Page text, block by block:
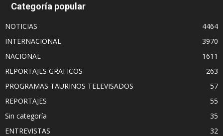
Categoría popular
NOTICIAS
4464
INTERNACIONAL
3970
NACIONAL
1611
REPORTAJES GRAFICOS
263
PROGRAMAS TAURINOS TELEVISADOS
57
REPORTAJES
55
Sin categoría
35
ENTREVISTAS
32